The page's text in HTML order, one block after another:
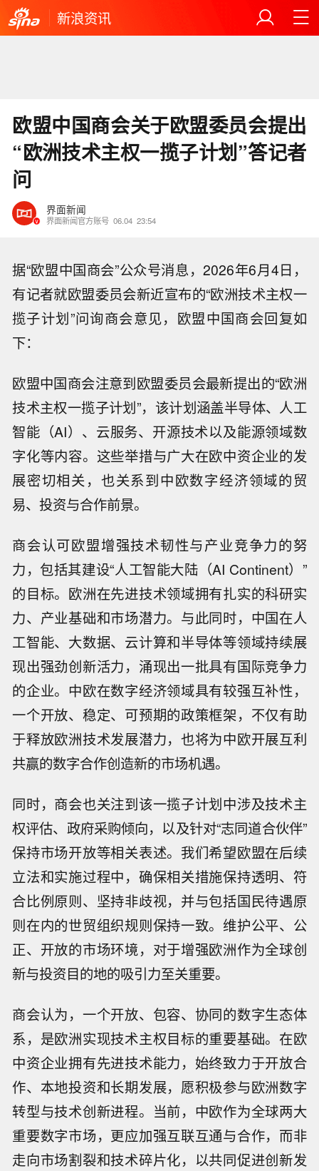
新浪资讯
欧盟中国商会关于欧盟委员会提出
“欧洲技术主权一揽子计划”答记者
问
界面新闻
界面新闻官方账号 06.04 23:54
据“欧盟中国商会”公众号消息，2026年6月4日，
有记者就欧盟委员会新近宣布的“欧洲技术主权一
揽子计划”问询商会意见，欧盟中国商会回复如
下：
欧盟中国商会注意到欧盟委员会最新提出的“欧洲
技术主权一揽子计划”，该计划涵盖半导体、人工
智能（AI）、云服务、开源技术以及能源领域数
字化等内容。这些举措与广大在欧中资企业的发
展密切相关，也关系到中欧数字经济领域的贸
易、投资与合作前景。
商会认可欧盟增强技术韧性与产业竞争力的努
力，包括其建设“人工智能大陆（AI Continent）”
的目标。欧洲在先进技术领域拥有扎实的科研实
力、产业基础和市场潜力。与此同时，中国在人
工智能、大数据、云计算和半导体等领域持续展
现出强劲创新活力，涌现出一批具有国际竞争力
的企业。中欧在数字经济领域具有较强互补性，
一个开放、稳定、可预期的政策框架，不仅有助
于释放欧洲技术发展潜力，也将为中欧开展互利
共赢的数字合作创造新的市场机遇。
同时，商会也关注到该一揽子计划中涉及技术主
权评估、政府采购倾向，以及针对“志同道合伙伴”
保持市场开放等相关表述。我们希望欧盟在后续
立法和实施过程中，确保相关措施保持透明、符
合比例原则、坚持非歧视，并与包括国民待遇原
则在内的世贸组织规则保持一致。维护公平、公
正、开放的市场环境，对于增强欧洲作为全球创
新与投资目的地的吸引力至关重要。
商会认为，一个开放、包容、协同的数字生态体
系，是欧洲实现技术主权目标的重要基础。在欧
中资企业拥有先进技术能力，始终致力于开放合
作、本地投资和长期发展，愿积极参与欧洲数字
转型与技术创新进程。当前，中欧作为全球两大
重要数字市场，更应加强互联互通与合作，而非
走向市场割裂和技术碎片化，以共同促进创新发